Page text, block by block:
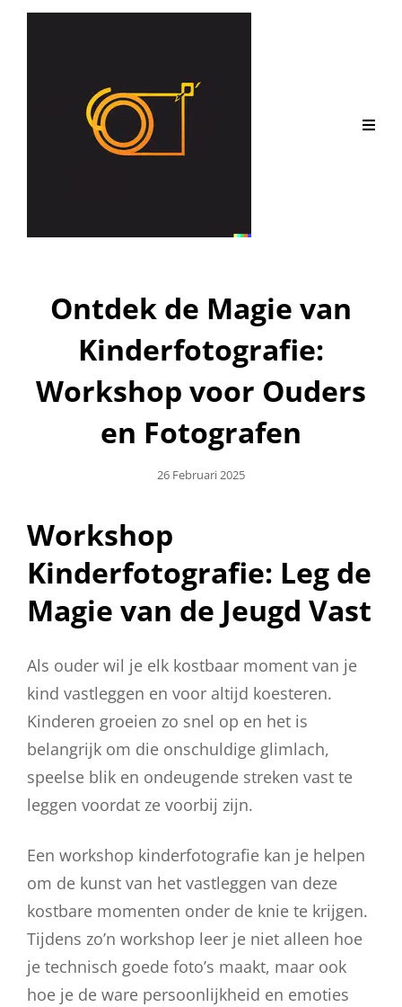
Ontdek de Magie van
Kinderfotografie:
Workshop voor Ouders
en Fotografen
Geplaatst
26 Februari 2025
Workshop
Kinderfotografie: Leg de
Magie van de Jeugd Vast
Als ouder wil je elk kostbaar moment van je
kind vastleggen en voor altijd koesteren.
Kinderen groeien zo snel op en het is
belangrijk om die onschuldige glimlach,
speelse blik en ondeugende streken vast te
leggen voordat ze voorbij zijn.
Een workshop kinderfotografie kan je helpen
om de kunst van het vastleggen van deze
kostbare momenten onder de knie te krijgen.
Tijdens zo’n workshop leer je niet alleen hoe
je technisch goede foto’s maakt, maar ook
hoe je de ware persoonlijkheid en emoties